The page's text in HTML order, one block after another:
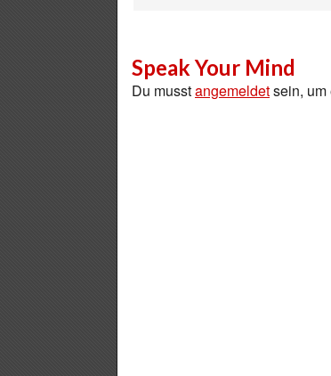
Speak Your Mind
Du musstangemeldetsein,